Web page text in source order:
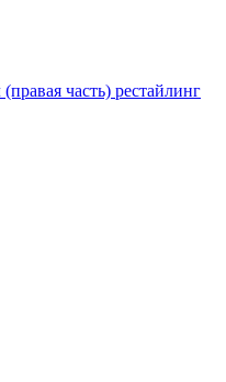
часть) рестайлинг